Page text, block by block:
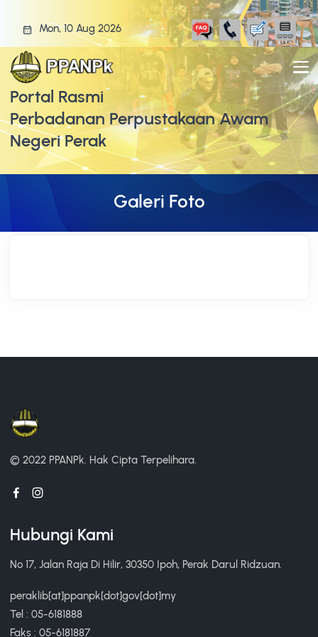
Mon, 10 Aug 2026
Portal Rasmi
Perbadanan Perpustakaan Awam
Negeri Perak
Galeri Foto
© 2022 PPANPk. Hak Cipta Terpelihara.
Hubungi Kami
No 17, Jalan Raja Di Hilir, 30350 Ipoh, Perak Darul Ridzuan.
peraklib[at]ppanpk[dot]gov[dot]my
Tel : 05-6181888
Faks : 05-6181887